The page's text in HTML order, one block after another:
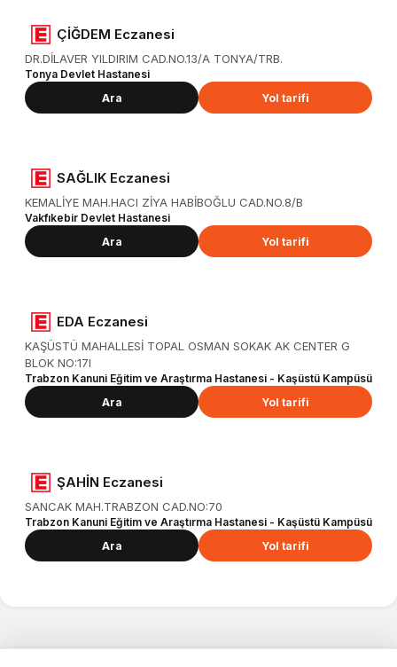
ÇİĞDEM Eczanesi
DR.DİLAVER YILDIRIM CAD.NO.13/A TONYA/TRB.
Tonya Devlet Hastanesi
Ara
Yol tarifi
SAĞLIK Eczanesi
KEMALİYE MAH.HACI ZİYA HABİBOĞLU CAD.NO.8/B
Vakfıkebir Devlet Hastanesi
Ara
Yol tarifi
EDA Eczanesi
KAŞÜSTÜ MAHALLESİ TOPAL OSMAN SOKAK AK CENTER G
BLOK NO:17I
Trabzon Kanuni Eğitim ve Araştırma Hastanesi - Kaşüstü Kampüsü
Ara
Yol tarifi
ŞAHİN Eczanesi
SANCAK MAH.TRABZON CAD.NO:70
Trabzon Kanuni Eğitim ve Araştırma Hastanesi - Kaşüstü Kampüsü
Ara
Yol tarifi